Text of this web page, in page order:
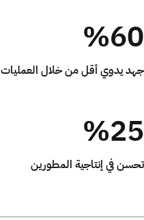
%60
جهد يدوي أقل من خلال العمليات
%25
تحسن في إنتاجية المطورين